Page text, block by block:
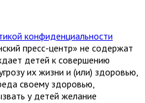
конфиденциальности
пресс-центр» не содержат
детей к совершению
их жизни и (или) здоровью,
своему здоровью,
у детей желание